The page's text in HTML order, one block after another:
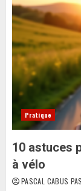
Pratique
10 astuces
à vélo
PASCAL CABUS